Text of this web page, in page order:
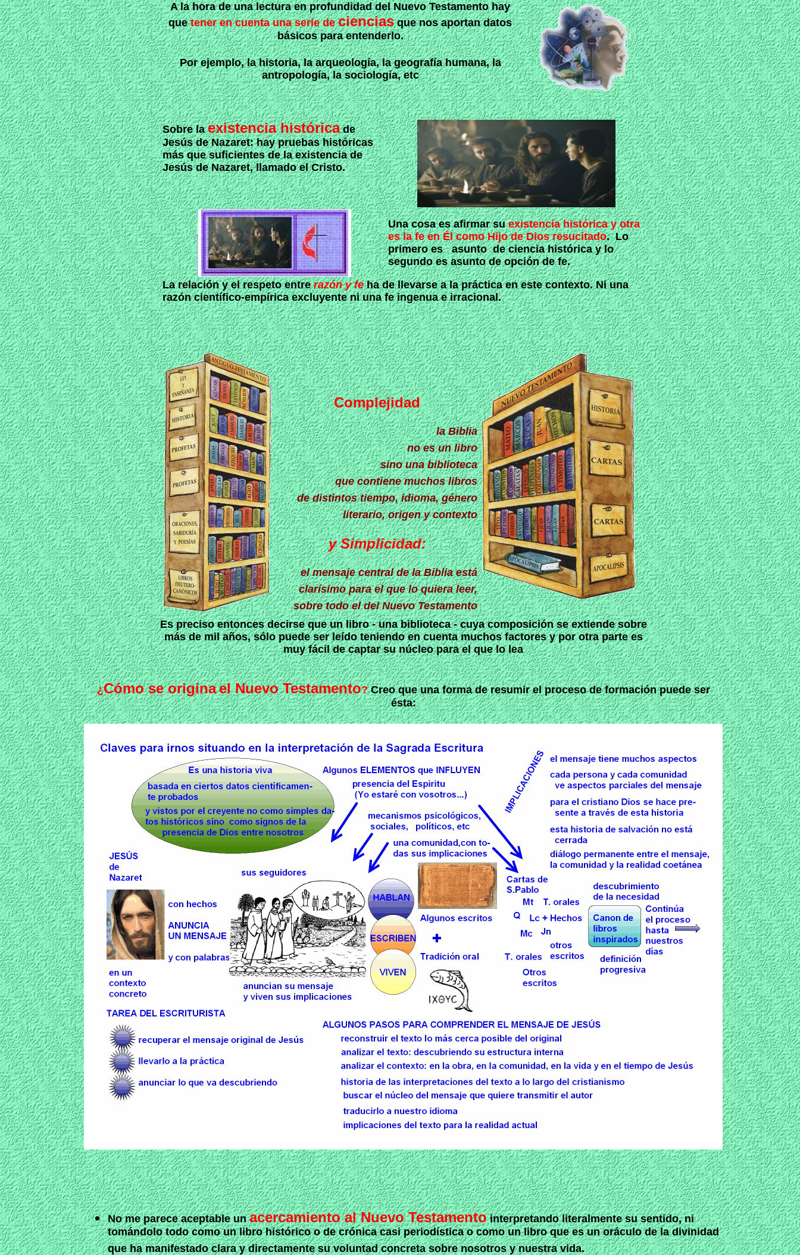
A la hora de una lectura en profundidad del Nuevo Testamento hay
quetener en cuenta una serie decienciasque nos aportan datos
básicos para entenderlo.
Por ejemplo, la historia, la arqueología, la geografía humana, la
antropología, la sociología, etc
Sobre la existencia históricade
Jesús de Nazaret: hay pruebas históricas
más que suficientes de la existencia de
Jesús de Nazaret, llamado el Cristo.
Una cosa es afirmar suexistencia histórica y otra
es la fe en Él como Hijo de Dios resucitado. Lo
primero es asunto deciencia histórica y lo
segundo es asunto de opción de fe.
La relación y el respeto entrerazón y feha de llevarse a la práctica en este contexto. Ni una
razón científico-empírica excluyente ni una fe ingenua e irracional.
Complejidad
la Biblia
no es un libro
sino una biblioteca
que contiene muchos libros
de distintos tiempo, idioma, género
literario, origen y contexto
y Simplicidad:
el mensaje central de la Biblia está
clarísimo para el que lo quiera leer,
sobre todo el del Nuevo Testamento
Es preciso entonces decirse que un libro - una biblioteca - cuya composición se extiende sobre
más de mil años, sólo puede ser leído teniendo en cuenta muchos factores y por otra parte es
muy fácil de captar su núcleo para el que lo lea
¿Cómo se originael Nuevo Testamento?Creo que una forma de resumir el proceso de formación puede ser
ésta:
No me parece aceptable unacercamiento al Nuevo Testamentointerpretando literalmente su sentido, ni
tomándolo todo como un libro histórico o de crónica casi periodística o como un libro que es un oráculo de la divinidad
que ha manifestado clara y directamente su voluntad concreta sobre nosotros y nuestra vida.